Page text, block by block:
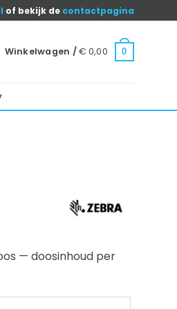
of bekijk de contactpagina
Winkelwagen /€ 0,00 0
— doosinhoud per